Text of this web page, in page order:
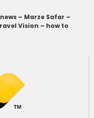
– Marze Safar –
Vision – how to